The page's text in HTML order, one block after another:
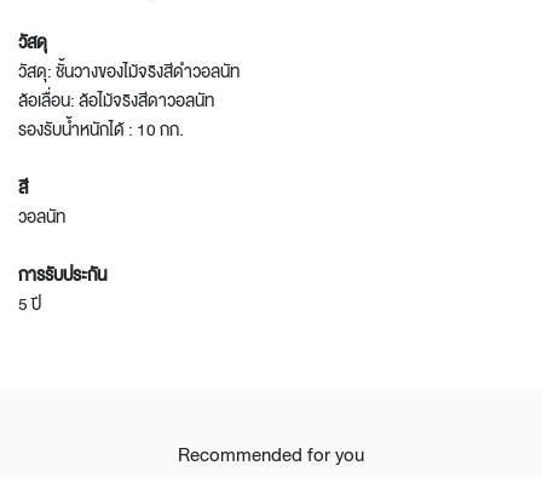
วัสดุ
วัสดุ: ชั้นวางของไม้จริงสีดำวอลนัท
ล้อเลื่อน: ล้อไม้จริงสีดาวอลนัท
รองรับน้ำหนักได้ : 10 กก.
สี
วอลนัท
การรับประกัน
5 ปี
Recommended for you